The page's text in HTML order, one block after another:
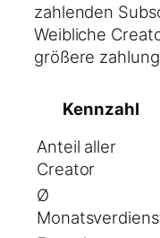
zahlenden
Weibliche
größere
Kennzahl
Anteil aller
Creator
Ø